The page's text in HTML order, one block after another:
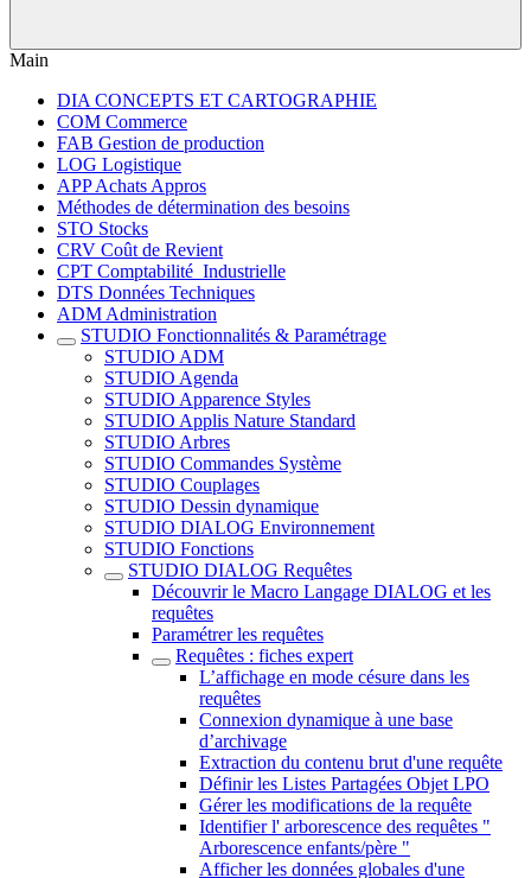
Main
DIA CONCEPTS ET CARTOGRAPHIE
COM Commerce
FAB Gestion de production
LOG Logistique
APP Achats Appros
Méthodes de détermination des besoins
STO Stocks
CRV Coût de Revient
CPT Comptabilité_Industrielle
DTS Données Techniques
ADM Administration
STUDIO Fonctionnalités & Paramétrage
STUDIO ADM
STUDIO Agenda
STUDIO Apparence Styles
STUDIO Applis Nature Standard
STUDIO Arbres
STUDIO Commandes Système
STUDIO Couplages
STUDIO Dessin dynamique
STUDIO DIALOG Environnement
STUDIO Fonctions
STUDIO DIALOG Requêtes
Découvrir le Macro Langage DIALOG et les
requêtes
Paramétrer les requêtes
Requêtes : fiches expert
L’affichage en mode césure dans les
requêtes
Connexion dynamique à une base
d’archivage
Extraction du contenu brut d'une requête
Définir les Listes Partagées Objet LPO
Gérer les modifications de la requête
Identifier l' arborescence des requêtes "
Arborescence enfants/père "
Afficher les données globales d'une